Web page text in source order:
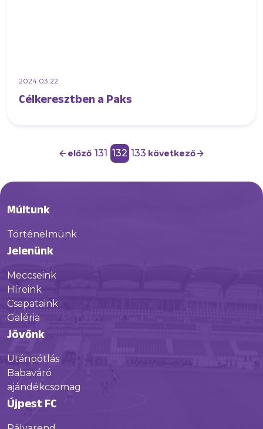
2024.03.22
Célkeresztben a Paks
előző 131 132 133 következő
Múltunk
Történelmünk
Jelenünk
Meccseink
Híreink
Csapataink
Galéria
Jövőnk
Utánpótlás
Babaváró
ajándékcsomag
Újpest FC